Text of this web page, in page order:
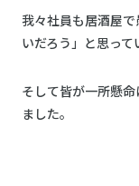
我々社員も居酒屋
いだろう」と思って
そして皆が一所懸
ました。